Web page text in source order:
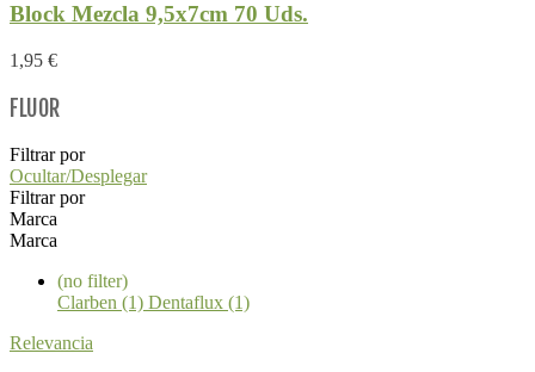
Block Mezcla 9,5x7cm 70 Uds.
1,95 €
FLUOR
Filtrar por
Ocultar/Desplegar
Filtrar por
Marca
Marca
(no filter)
Clarben (1) Dentaflux (1)
Relevancia